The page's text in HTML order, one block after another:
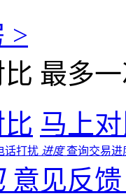
>
最多
马上
话打扰 进度 查询交易进
意见反馈